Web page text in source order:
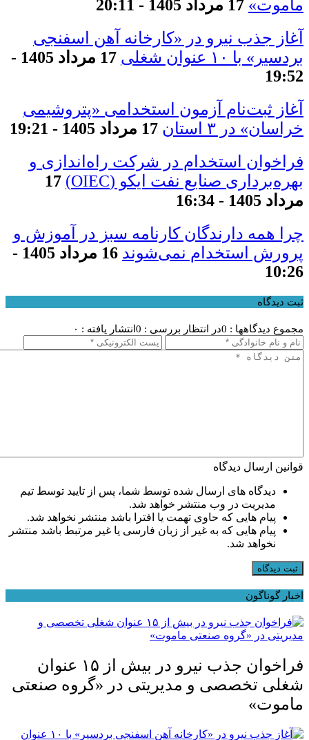
ماموت» 17 مرداد 1405 - 20:11
آغاز جذب نیرو در «کارخانه آهن اسفنجی
بردسیر» با ۱۰ عنوان شغلی
17 مرداد 1405 -
19:52
آغاز ثبت‌نام آزمون استخدامی «پتروشیمی
خراسان» در ۳ استان
17 مرداد 1405 - 19:21
فراخوان استخدام در شرکت راه‌اندازی و
بهره‌برداری صنایع نفت ایکو (OIEC)
17
مرداد 1405 - 16:34
چرا همه دارندگان کارنامه سبز در آموزش و
پرورش استخدام نمی‌شوند
16 مرداد 1405 -
10:26
ثبت دیدگاه
مجموع دیدگاهها : 0 در انتظار بررسی : 0 انتشار یافته : ۰
قوانین ارسال دیدگاه
دیدگاه های ارسال شده توسط شما، پس از تایید توسط تیم
مدیریت در وب منتشر خواهد شد.
پیام هایی که حاوی تهمت یا افترا باشد منتشر نخواهد شد.
پیام هایی که به غیر از زبان فارسی یا غیر مرتبط باشد منتشر
نخواهد شد.
ثبت دیدگاه
اخبار گوناگون
فراخوان جذب نیرو در بیش از ۱۵ عنوان
شغلی تخصصی و مدیریتی در «گروه صنعتی
ماموت»